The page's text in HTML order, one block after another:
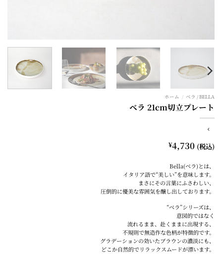
ホーム / ベラ / BELLA
ベラ 21cm切立プレート
¥4,730 (税込)
Bella(ベラ)とは、
イタリア語で“美しい”を意味します。
まさにその言葉にふさわしい、
圧倒的に優美な雰囲気を醸し出しております。
“ベラ”シリーズは、
意図的ではなく
流れるまま、赴くままに出現する、
不規則で無造作な色柄が特徴的です。
グラデーションの効いたブラウンの濃淡にも、
どこか自然的でリラックスムードが漂います。